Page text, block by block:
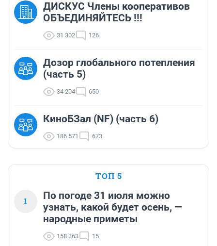
ДИСКУС Члены кооперативов
ОБЪЕДИНЯЙТЕСЬ !!!
31 302 126
Дозор глобального потепления
(часть 5)
34 204 650
КиноБЗал (NF) (часть 6)
186 571 673
ТОП 5
1
По погоде 31 июля можно
узнать, какой будет осень, —
народные приметы
158 363 15